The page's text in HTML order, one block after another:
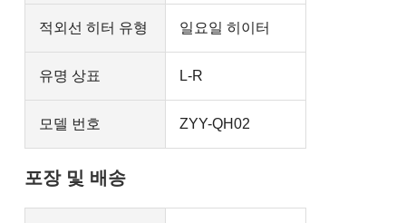
적외선 히터 유형 일요일 히이터
유명 상표 L-R
모델 번호 ZYY-QH02
포장 및 배송